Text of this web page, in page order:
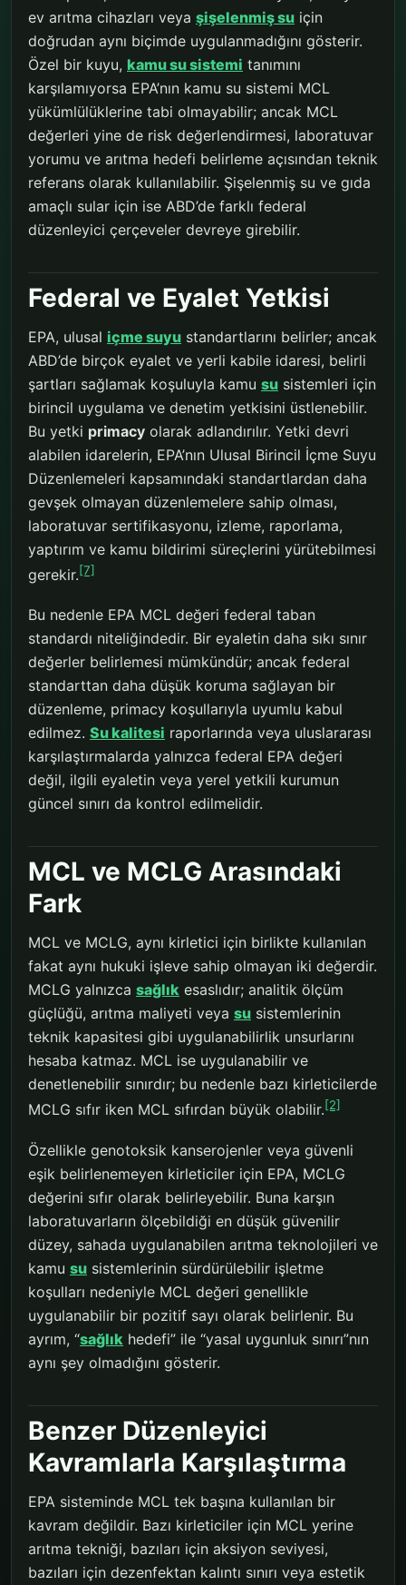
ev arıtma cihazları veya şişelenmiş su için
doğrudan aynı biçimde uygulanmadığını gösterir.
Özel bir kuyu, kamu su sistemi tanımını
karşılamıyorsa EPA’nın kamu su sistemi MCL
yükümlülüklerine tabi olmayabilir; ancak MCL
değerleri yine de risk değerlendirmesi, laboratuvar
yorumu ve arıtma hedefi belirleme açısından teknik
referans olarak kullanılabilir. Şişelenmiş su ve gıda
amaçlı sular için ise ABD’de farklı federal
düzenleyici çerçeveler devreye girebilir.
Federal ve Eyalet Yetkisi
EPA, ulusal içme suyu standartlarını belirler; ancak
ABD’de birçok eyalet ve yerli kabile idaresi, belirli
şartları sağlamak koşuluyla kamu su sistemleri için
birincil uygulama ve denetim yetkisini üstlenebilir.
Bu yetki primacy olarak adlandırılır. Yetki devri
alabilen idarelerin, EPA’nın Ulusal Birincil İçme Suyu
Düzenlemeleri kapsamındaki standartlardan daha
gevşek olmayan düzenlemelere sahip olması,
laboratuvar sertifikasyonu, izleme, raporlama,
yaptırım ve kamu bildirimi süreçlerini yürütebilmesi
gerekir.[7]
Bu nedenle EPA MCL değeri federal taban
standardı niteliğindedir. Bir eyaletin daha sıkı sınır
değerler belirlemesi mümkündür; ancak federal
standarttan daha düşük koruma sağlayan bir
düzenleme, primacy koşullarıyla uyumlu kabul
edilmez. Su kalitesi raporlarında veya uluslararası
karşılaştırmalarda yalnızca federal EPA değeri
değil, ilgili eyaletin veya yerel yetkili kurumun
güncel sınırı da kontrol edilmelidir.
MCL ve MCLG Arasındaki
Fark
MCL ve MCLG, aynı kirletici için birlikte kullanılan
fakat aynı hukuki işleve sahip olmayan iki değerdir.
MCLG yalnızca sağlık esaslıdır; analitik ölçüm
güçlüğü, arıtma maliyeti veya su sistemlerinin
teknik kapasitesi gibi uygulanabilirlik unsurlarını
hesaba katmaz. MCL ise uygulanabilir ve
denetlenebilir sınırdır; bu nedenle bazı kirleticilerde
MCLG sıfır iken MCL sıfırdan büyük olabilir.[2]
Özellikle genotoksik kanserojenler veya güvenli
eşik belirlenemeyen kirleticiler için EPA, MCLG
değerini sıfır olarak belirleyebilir. Buna karşın
laboratuvarların ölçebildiği en düşük güvenilir
düzey, sahada uygulanabilen arıtma teknolojileri ve
kamu su sistemlerinin sürdürülebilir işletme
koşulları nedeniyle MCL değeri genellikle
uygulanabilir bir pozitif sayı olarak belirlenir. Bu
ayrım, “sağlık hedefi” ile “yasal uygunluk sınırı”nın
aynı şey olmadığını gösterir.
Benzer Düzenleyici
Kavramlarla Karşılaştırma
EPA sisteminde MCL tek başına kullanılan bir
kavram değildir. Bazı kirleticiler için MCL yerine
arıtma tekniği, bazıları için aksiyon seviyesi,
bazıları için dezenfektan kalıntı sınırı veya estetik